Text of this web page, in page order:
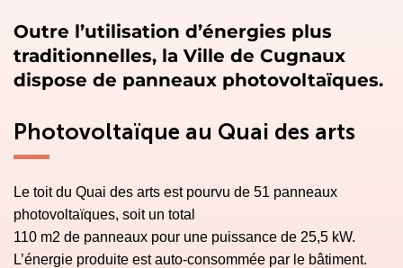
Outre l’utilisation d’énergies plus
traditionnelles, la Ville de Cugnaux
dispose de panneaux photovoltaïques.
Photovoltaïque au Quai des arts
Le toit du Quai des arts est pourvu de 51 panneaux
photovoltaïques, soit un total
110 m2 de panneaux pour une puissance de 25,5 kW.
L’énergie produite est auto-consommée par le bâtiment.